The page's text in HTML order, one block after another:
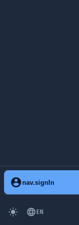
account_circlenav.signIn
light_mode language EN
marquée par
l'interaction
la
startups
auteur de
défenseur de
travail
l'innovation
pour ses
l'Internet
avenir où
avant-
l'industrie
vivant de